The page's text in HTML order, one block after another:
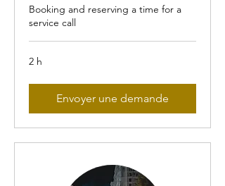
Booking and reserving a time for a
service call
2 h
Envoyer une demande